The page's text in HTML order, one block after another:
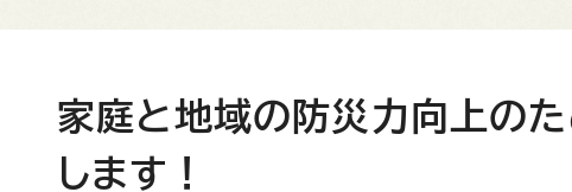
家庭と地域の防災力向上の
します！